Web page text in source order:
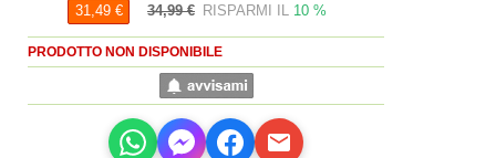
31,49 € 34,99 € RISPARMI IL 10 %
PRODOTTO NON DISPONIBILE